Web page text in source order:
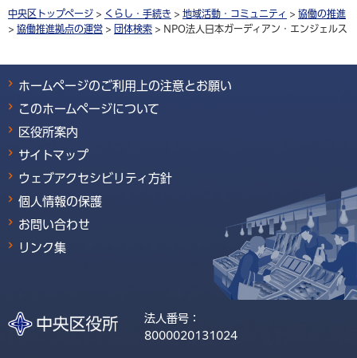
中央区トップページ > くらし・手続き > 地域活動・コミュニティ > 協働の推進
> 協働推進拠点の運営 > 団体検索 > NPO法人日本ガーディアン・エンジェルス
ホームページのご利用上の注意とお願い
このホームページについて
区役所案内
サイトマップ
ウェブアクセシビリティ方針
個人情報の保護
お問い合わせ
リンク集
法人番号：
8000020131024